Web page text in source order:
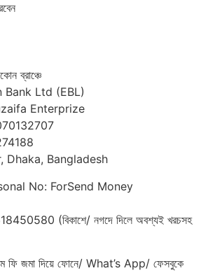
ব্রাঞ্চে
Bank Ltd (EBL)
Enterprize
Dhaka, Bangladesh
No: ForSend Money
(বিকাশে/ নগদে দিলে অবশ্যই খরচসহ
ফি জমা দিয়ে ফোনে/ What’s App/ ফেসবুকে